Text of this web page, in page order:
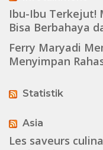
Ibu-Ibu Terkejut!
Bisa Berbahaya
Ferry Maryadi
Menyimpan
Statistik
Asia
Les saveurs